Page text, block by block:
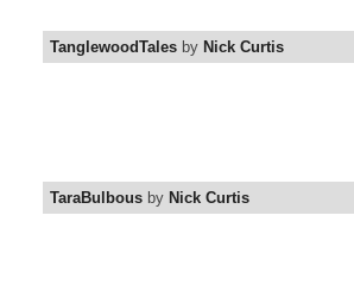
TanglewoodTales by Nick Curtis
TaraBulbous by Nick Curtis